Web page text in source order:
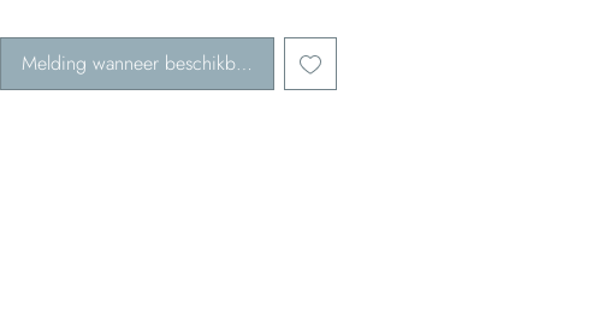
Melding wanneer beschikbaar